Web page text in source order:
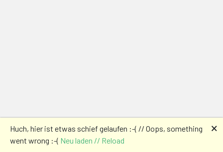
Huch, hier ist etwas schief gelaufen :-( // Oops, something
went wrong :-( Neu laden // Reload
🗙